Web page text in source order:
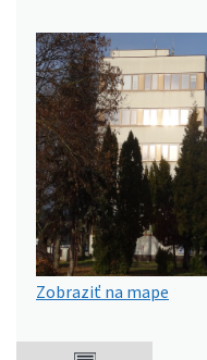
Zobraziť na mape